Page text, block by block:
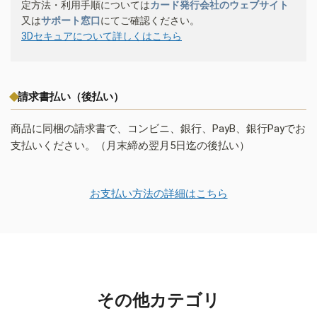
定方法・利用手順についてはカード発行会社のウェブサイト
又はサポート窓口にてご確認ください。
3Dセキュアについて詳しくはこちら
請求書払い（後払い）
商品に同梱の請求書で、コンビニ、銀行、PayB、銀行Payでお
支払いください。（月末締め翌月5日迄の後払い）
お支払い方法の詳細はこちら
その他カテゴリ